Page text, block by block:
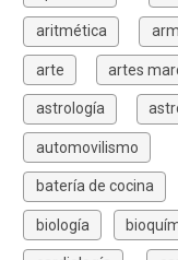
aritmética
arte artes
astrología
automovilismo
batería de cocina
biología